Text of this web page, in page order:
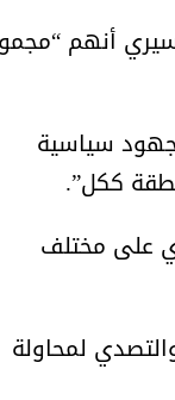
أنهم
جهود سياسية
ككل”.
على مختلف
لمحاولة
الأميرة (نجود بنت